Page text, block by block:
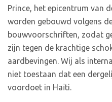
Prince, het epicentrum van
worden gebouwd volgens
bouwvoorschriften, zodat
zijn tegen de krachtige
aardbevingen. Wij als
niet toestaan dat een
voordoet in Haïti.